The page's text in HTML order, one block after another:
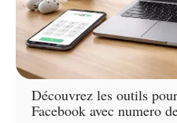
Découvrez les outils
Facebook avec numero